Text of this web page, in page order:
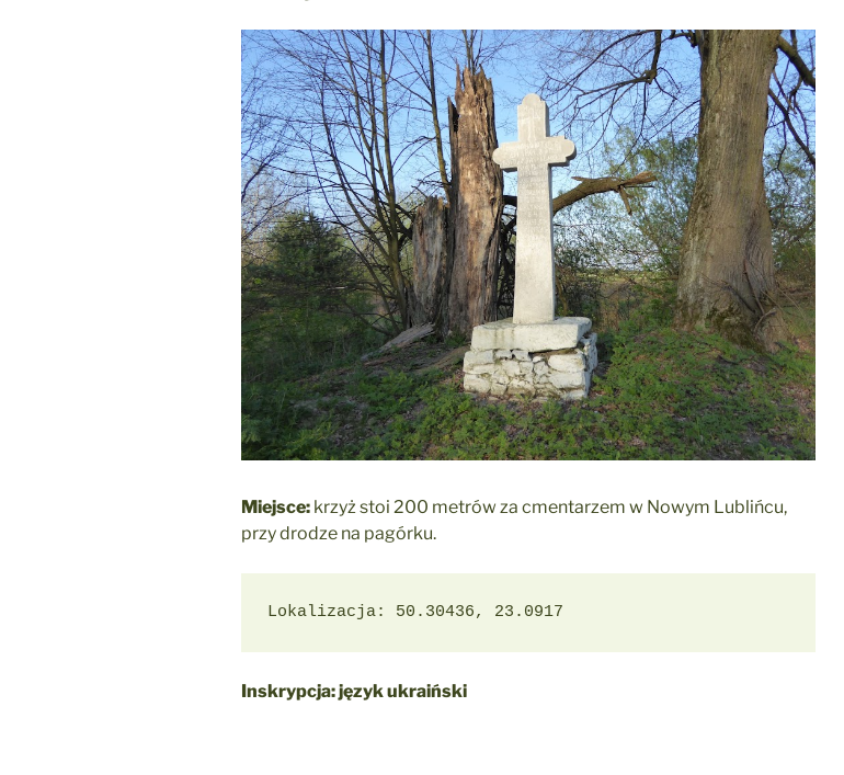
Miejsce: krzyż stoi 200 metrów za cmentarzem w Nowym Lublińcu,
przy drodze na pagórku.
Lokalizacja: 50.30436, 23.0917
Inskrypcja: język ukraiński